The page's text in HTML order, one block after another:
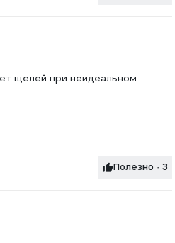
щелей при неидеальном
Полезно · 3